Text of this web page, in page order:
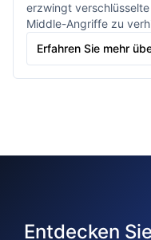
erzwingt
Middle-Angriffe zu
Erfahren Sie mehr
Entdecken